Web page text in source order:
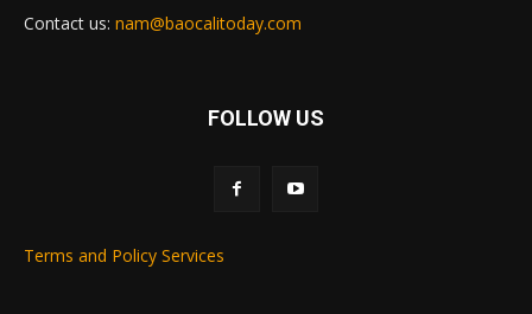
Contact us: nam@baocalitoday.com
FOLLOW US
Terms and Policy Services